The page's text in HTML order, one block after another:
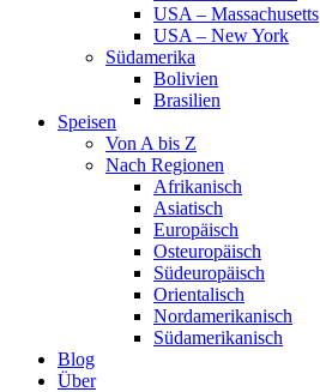
USA – Massachusetts
USA – New York
Südamerika
Bolivien
Brasilien
Speisen
Von A bis Z
Nach Regionen
Afrikanisch
Asiatisch
Europäisch
Osteuropäisch
Südeuropäisch
Orientalisch
Nordamerikanisch
Südamerikanisch
Blog
Über